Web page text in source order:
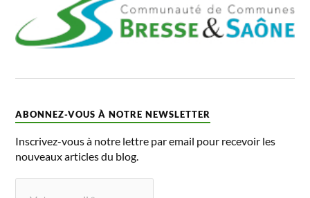
ABONNEZ-VOUS À NOTRE NEWSLETTER
Inscrivez-vous à notre lettre par email pour recevoir les
nouveaux articles du blog.